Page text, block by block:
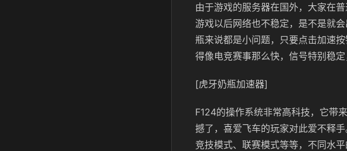
由于游戏的服务器在国外，大家在
游戏以后网络也不稳定，是不是就
瓶来说都是小问题，只要点击加速
得像电竞赛事那么快，信号特别稳
[虎牙奶瓶加速器]
F124的操作系统非常高科技，它带
撼了，喜爱飞车的玩家对此爱不释
竞技模式、联赛模式等等，不同水